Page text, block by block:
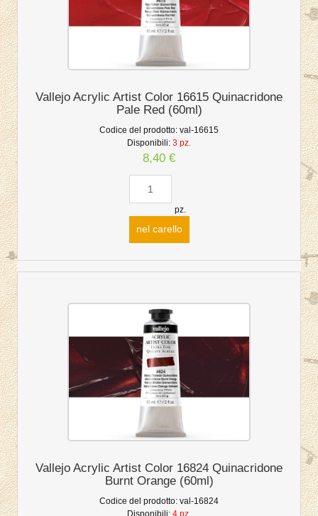
Vallejo Acrylic Artist Color 16615 Quinacridone
Pale Red (60ml)
Codice del prodotto: val-16615
Disponibili: 3 pz.
8,40 €
pz.
nel carello
Vallejo Acrylic Artist Color 16824 Quinacridone
Burnt Orange (60ml)
Codice del prodotto: val-16824
Disponibili: 4 pz.